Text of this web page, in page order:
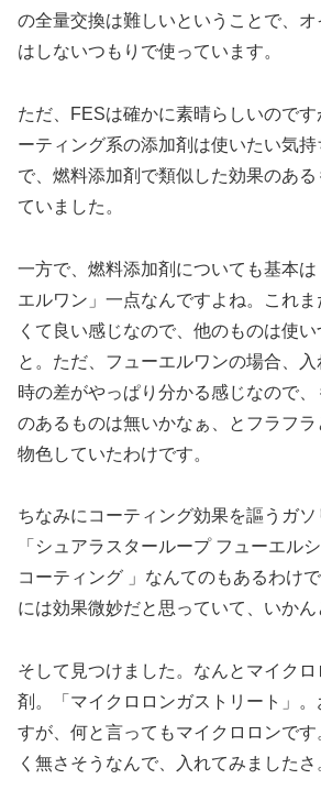
の全量交換は難しいということで、
はしないつもりで使っています。
ただ、FESは確かに素晴らしいので
ーティング系の添加剤は使いたい気持
で、燃料添加剤で類似した効果のあ
ていました。
一方で、燃料添加剤についても基本は
エルワン」一点なんですよね。これ
くて良い感じなので、他のものは使
と。ただ、フューエルワンの場合、
時の差がやっぱり分かる感じなので
のあるものは無いかなぁ、とフラフ
物色していたわけです。
ちなみにコーティング効果を謳うガ
「シュアラスターループ フューエル
コーティング 」なんてのもあるわけ
には効果微妙だと思っていて、いかん
そして見つけました。なんとマイク
剤。「マイクロロンガストリート」
すが、何と言ってもマイクロロンで
く無さそうなんで、入れてみましたさ